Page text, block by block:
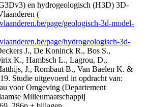
en hydrogeologisch (H3D) 3D-
(
page/geologisch-3d-model-
page/hydrogeologisch-3d-
J., De Koninck R., Bos S.,
K., Hambsch L., Lagrou, D.,
J., Rombaut B., Van Baelen K. &
Studie uitgevoerd in opdracht van:
voor Omgeving (Departement
Milieumaatschappij